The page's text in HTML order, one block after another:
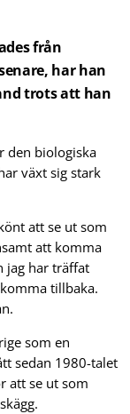
från
har han
trots att han
den biologiska
växt sig stark
att se ut som
att komma
jag har träffat
tillbaka.
som en
sedan 1980-talet
att se ut som